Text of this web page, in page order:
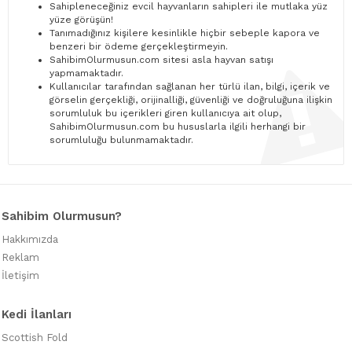
Sahipleneceğiniz evcil hayvanların sahipleri ile mutlaka yüz
yüze görüşün!
Tanımadığınız kişilere kesinlikle hiçbir sebeple kapora ve
benzeri bir ödeme gerçekleştirmeyin.
SahibimOlurmusun.com sitesi asla hayvan satışı
yapmamaktadır.
Kullanıcılar tarafından sağlanan her türlü ilan, bilgi, içerik ve
görselin gerçekliği, orijinalliği, güvenliği ve doğruluğuna ilişkin
sorumluluk bu içerikleri giren kullanıcıya ait olup,
SahibimOlurmusun.com bu hususlarla ilgili herhangi bir
sorumluluğu bulunmamaktadır.
Sahibim Olurmusun?
Hakkımızda
Reklam
İletişim
Kedi İlanları
Scottish Fold